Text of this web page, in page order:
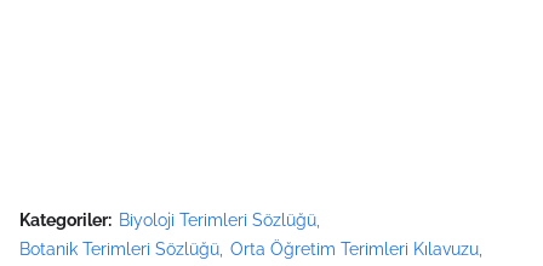
Kategoriler: Biyoloji Terimleri Sözlüğü
Botanik Terimleri Sözlüğü Orta Öğretim Terimleri Kılavuzu